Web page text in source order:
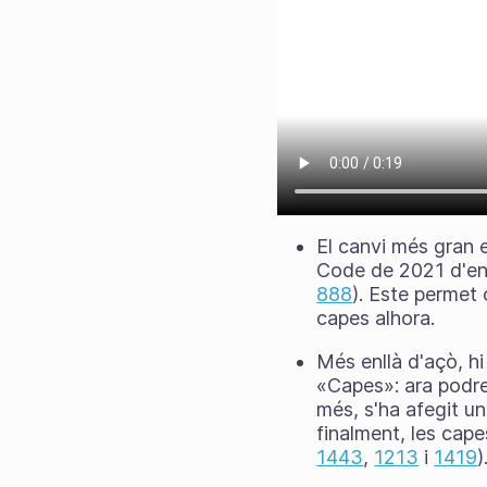
El canvi més gran
Code de 2021
888). Este permet
capes alhora.
Més enllà d'açò,
«Capes»: ara
més, s'ha afegit
finalment, les
1443, 1213 i 1419